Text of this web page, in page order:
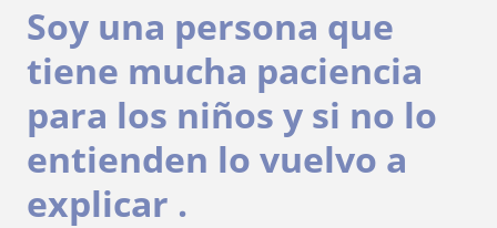
Soy una persona que
tiene mucha paciencia
para los niños y si no lo
entienden lo vuelvo a
explicar .